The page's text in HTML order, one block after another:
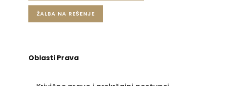
ŽALBA NA REŠENJE
Oblasti Prava